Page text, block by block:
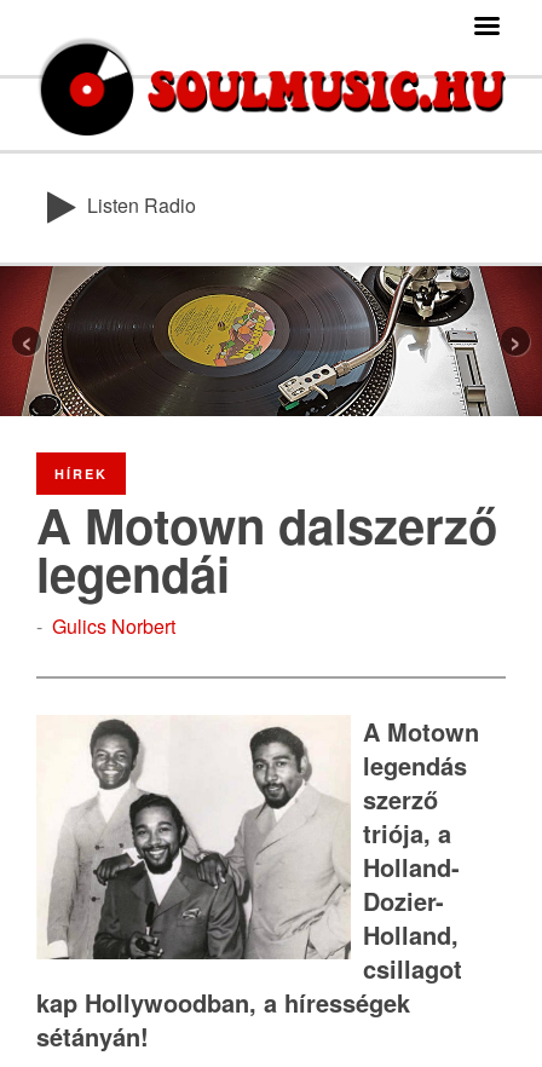
Listen Radio
›
‹
HÍREK
A Motown dalszerző
legendái
- Gulics Norbert
A Motown
legendás
szerző
triója, a
Holland-
Dozier-
Holland,
csillagot
kap Hollywoodban, a hírességek
sétányán!